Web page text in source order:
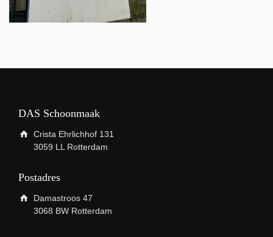
DAS Schoonmaak
Crista Ehrlichhof 131
3059 LL Rotterdam
Postadres
Damastroos 47
3068 BW Rotterdam